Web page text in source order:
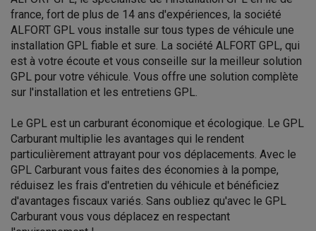
france, fort de plus de 14 ans d'expériences, la société
ALFORT GPL vous installe sur tous types de véhicule une
installation GPL fiable et sure. La société ALFORT GPL, qui
est à votre écoute et vous conseille sur la meilleur solution
GPL pour votre véhicule. Vous offre une solution complète
sur l'installation et les entretiens GPL.
Le GPL est un carburant économique et écologique. Le GPL
Carburant multiplie les avantages qui le rendent
particulièrement attrayant pour vos déplacements. Avec le
GPL Carburant vous faites des économies à la pompe,
réduisez les frais d'entretien du véhicule et bénéficiez
d'avantages fiscaux variés. Sans oubliez qu'avec le GPL
Carburant vous vous déplacez en respectant